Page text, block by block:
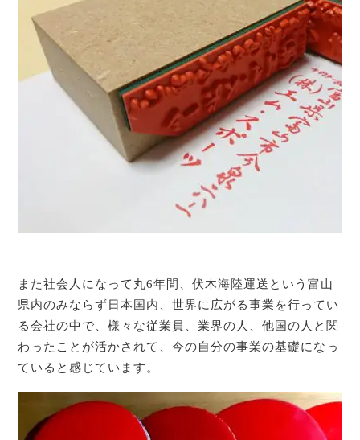
また社会人になって丸6年間、伏木海陸運送という富山
県内のみならず日本国内、世界に広がる事業を行ってい
る会社の中で、様々な従業員、業界の人、他国の人と関
わったことが活かされて、今の自分の事業の基礎になっ
ていると感じています。